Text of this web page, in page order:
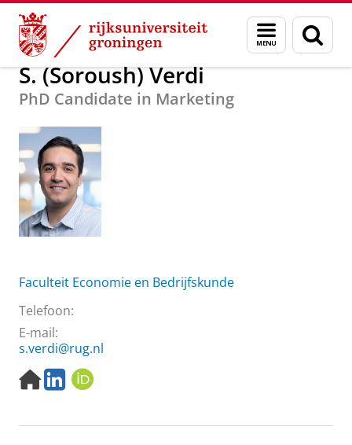
Skip
Content
Skip
Navigation
Menu
en
zoeken
Over ons S. (Soroush) Verdi
S. (Soroush) Verdi
PhD Candidate in Marketing
Faculteit Economie en Bedrijfskunde
Telefoon:
E-mail:
s.verdi@rug.nl
H
o
e
L
i
k
I